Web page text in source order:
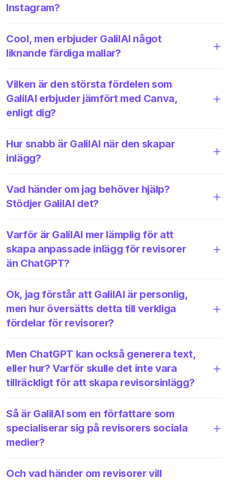
Instagram?
Cool, men erbjuder GalilAI något
liknande färdiga mallar?
Vilken är den största fördelen som
GalilAI erbjuder jämfört med Canva,
enligt dig?
Hur snabb är GalilAI när den skapar
inlägg?
Vad händer om jag behöver hjälp?
Stödjer GalilAI det?
Varför är GalilAI mer lämplig för att
skapa anpassade inlägg för revisorer
än ChatGPT?
Ok, jag förstår att GalilAI är personlig,
men hur översätts detta till verkliga
fördelar för revisorer?
Men ChatGPT kan också generera text,
eller hur? Varför skulle det inte vara
tillräckligt för att skapa revisorsinlägg?
Så är GalilAI som en författare som
specialiserar sig på revisorers sociala
medier?
Och vad händer om revisorer vill